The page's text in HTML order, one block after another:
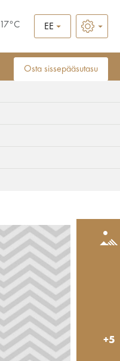
17°C EE
Osta sissepääsutasu
+5